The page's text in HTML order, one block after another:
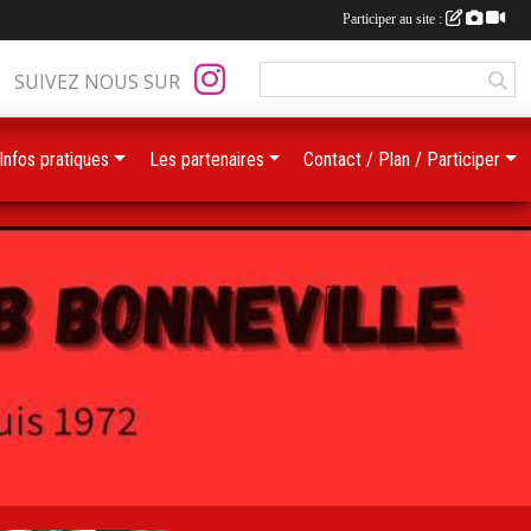
SUIVEZ NOUS SUR
pratiques Les partenaires Contact / Plan / Participer
Participer au site :